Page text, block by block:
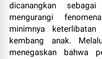
dicanangkan
mengurangi
minimnya
kembang anak.
menegaskan bahwa